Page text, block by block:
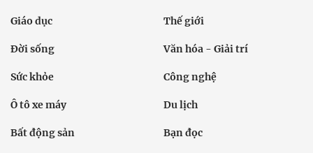
Giáo dục Thế giới
Đời sống Văn hóa - Giải trí
Sức khỏe Công nghệ
Ô tô xe máy Du lịch
Bất động sản Bạn đọc